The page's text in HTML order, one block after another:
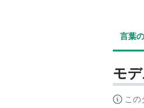
言葉
モ
この